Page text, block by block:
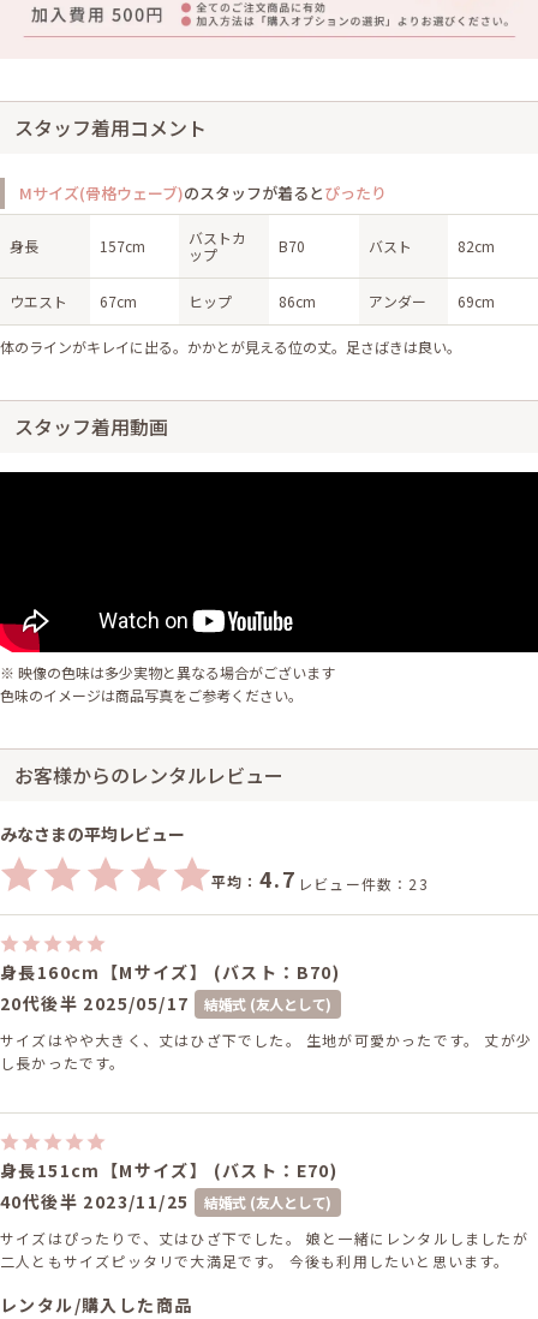
スタッフ着用コメント
Mサイズ(骨格ウェーブ)のスタッフが着るとぴったり
身長 157cm
バストカ
ップ
B70 バスト 82cm
ウエスト 67cm ヒップ 86cm アンダー 69cm
体のラインがキレイに出る。かかとが見える位の丈。足さばきは良い。
スタッフ着用動画
※ 映像の色味は多少実物と異なる場合がございます
色味のイメージは商品写真をご参考ください。
お客様からのレンタルレビュー
みなさまの平均レビュー
平均： 4.7 レビュー件数：23
身長160cm【Mサイズ】 (バスト：B70)
20代後半 2025/05/17
結婚式 (友人として)
サイズはやや大きく、丈はひざ下でした。 生地が可愛かったです。 丈が少
し長かったです。
身長151cm【Mサイズ】 (バスト：E70)
40代後半 2023/11/25
結婚式 (友人として)
サイズはぴったりで、丈はひざ下でした。 娘と一緒にレンタルしましたが
二人ともサイズピッタリで大満足です。 今後も利用したいと思います。
レンタル/購入した商品